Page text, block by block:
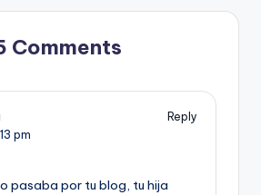
Comments
Reply
pm
pasaba por tu blog, tu hija